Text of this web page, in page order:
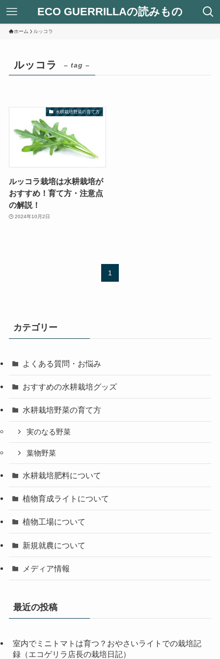
ECO GUERRILLAの読みもの
ホーム ルッコラ
ルッコラ – tag –
水耕栽培野菜の育て方
ルッコラ栽培は水耕栽培が
おすすめ！育て方・注意点
の解説！
2024年10月2日
1
カテゴリー
よくある質問・お悩み
おすすめの水耕栽培グッズ
水耕栽培野菜の育て方
実のなる野菜
葉物野菜
水耕栽培肥料について
植物育成ライトについて
植物工場について
新規就農について
メディア情報
最近の投稿
室内でミニトマトは育つ？おやさいライトでの栽培記
録（エコゲリラ店長の栽培日記）